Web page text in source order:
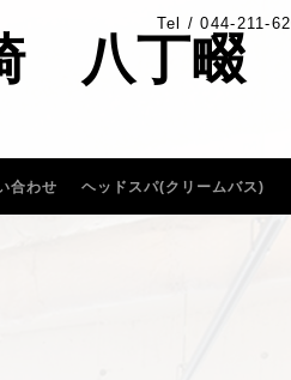
Tel / 044-211-
八丁畷
合わせ ヘッドスパ(クリームバス)